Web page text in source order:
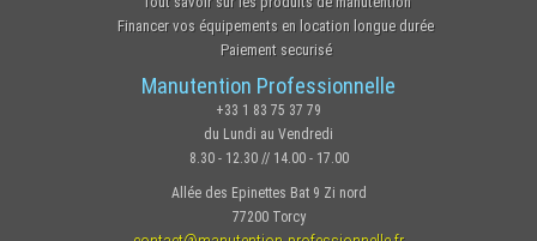
Financer vos équipements en location longue durée
Paiement securisé
Manutention Professionnelle
+33 1 83 75 37 79
du Lundi au Vendredi
8.30 - 12.30 // 14.00 - 17.00
Allée des Epinettes Bat 9 Zi nord
77200 Torcy